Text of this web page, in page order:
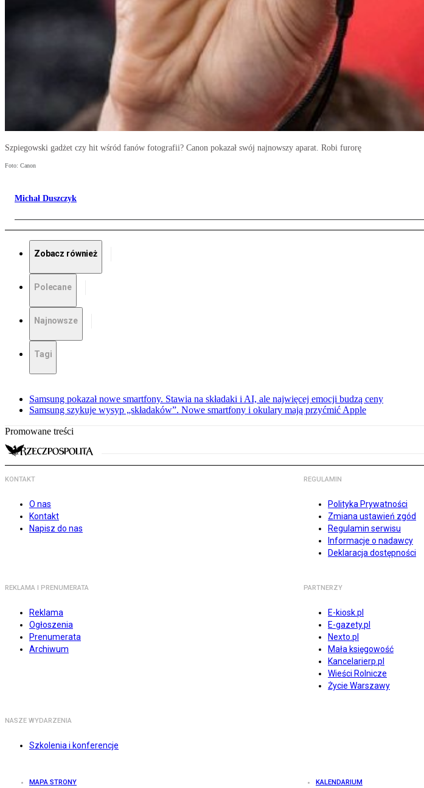
Szpiegowski gadżet czy hit wśród fanów fotografii? Canon pokazał swój najnowszy aparat. Robi furorę
Foto: Canon
Michał Duszczyk
Zobacz również
Polecane
Najnowsze
Tagi
Samsung pokazał nowe smartfony. Stawia na składaki i AI, ale najwięcej emocji budzą ceny
Samsung szykuje wysyp „składaków”. Nowe smartfony i okulary mają przyćmić Apple
Promowane treści
KONTAKT
O nas
Kontakt
Napisz do nas
REGULAMIN
Polityka Prywatności
Zmiana ustawień zgód
Regulamin serwisu
Informacje o nadawcy
Deklaracja dostępności
REKLAMA I PRENUMERATA
Reklama
Ogłoszenia
Prenumerata
Archiwum
PARTNERZY
E-kiosk.pl
E-gazety.pl
Nexto.pl
Mała księgowość
Kancelarierp.pl
Wieści Rolnicze
Życie Warszawy
NASZE WYDARZENIA
Szkolenia i konferencje
MAPA STRONY KALENDARIUM